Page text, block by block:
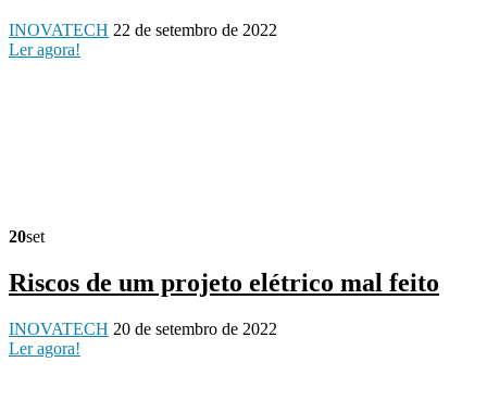
INOVATECH 22 de setembro de 2022
Ler agora!
20set
Riscos de um projeto elétrico mal feito
INOVATECH 20 de setembro de 2022
Ler agora!